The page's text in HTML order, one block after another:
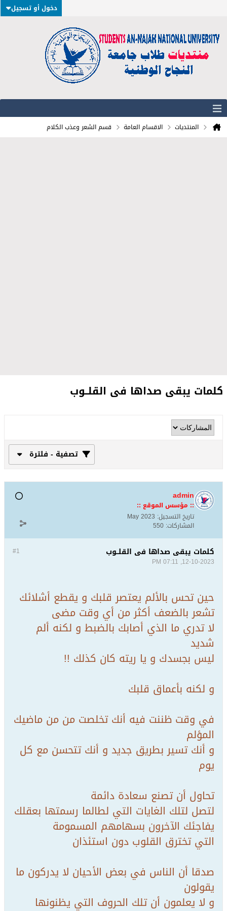
دخول أو تسجيل
المنتديات الاقسام العامة قسم الشعر وعذب الكلام
كلمات يبقى صداها فى القلــوب
تصفية - فلترة
admin
:: مؤسس الموقع ::
تاريخ التسجيل: May 2023
المشاركات: 550
#1 كلمات يبقى صداها فى القلــوب
12-10-2023, 07:11 PM
حين تحس بالألم يعتصر قلبك و يقطع أشلائك
تشعر بالضعف أكثر من أي وقت مضى
لا تدري ما الذي أصابك بالضبط و لكنه ألم
شديد
ليس بجسدك و يا ريته كان كذلك !!
و لكنه بأعماق قلبك
في وقت ظننت فيه أنك تخلصت من من ماضيك
المؤلم
و أنك تسير بطريق جديد و أنك تتحسن مع كل
يوم
تحاول أن تصنع سعادة دائمة
لتصل لتلك الغايات التي لطالما رسمتها بعقلك
يفاجئك الآخرون بسهامهم المسمومة
التي تخترق القلوب دون استئذان
صدقا أن الناس في بعض الأحيان لا يدركون ما
يقولون
و لا يعلمون أن تلك الحروف التي يظنونها